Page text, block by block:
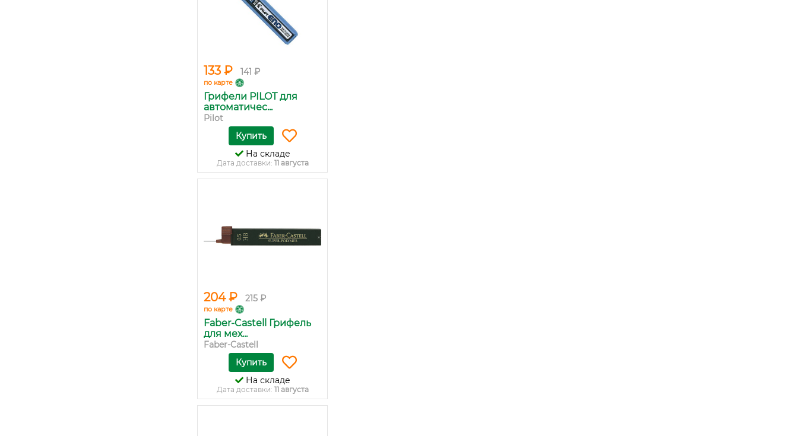
133 ₽ 141 ₽
по карте
Грифели PILOT для
автоматичес...
Pilot
Купить
На складе
Дата доставки: 11 августа
204 ₽ 215 ₽
по карте
Faber-Castell Грифель
для мех...
Faber-Castell
Купить
На складе
Дата доставки: 11 августа